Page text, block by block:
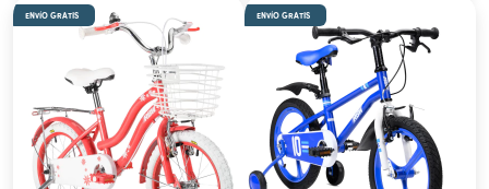
ENVÍO GRATIS ENVÍO GRATIS